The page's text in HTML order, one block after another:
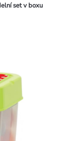
set v boxu